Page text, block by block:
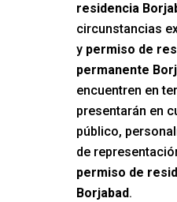
residencia
circunstancias
y permiso de
permanente
encuentren en
presentarán en
público,
de
permiso de
Borjabad.